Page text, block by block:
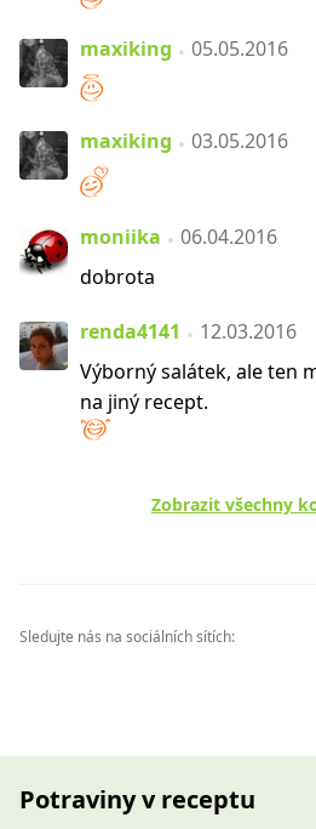
maxiking 05.05.2016
maxiking 03.05.2016
moniika
06.04.2016
dobrota
renda4141
12.03.2016
Výborný salátek, ale ten
na jiný recept.
Zobrazit všechny
Sledujte nás na sociálních sítích:
Potraviny v receptu